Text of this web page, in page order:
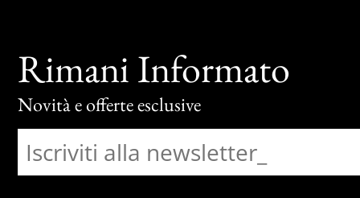
Rimani Informato
Novità e offerte esclusive